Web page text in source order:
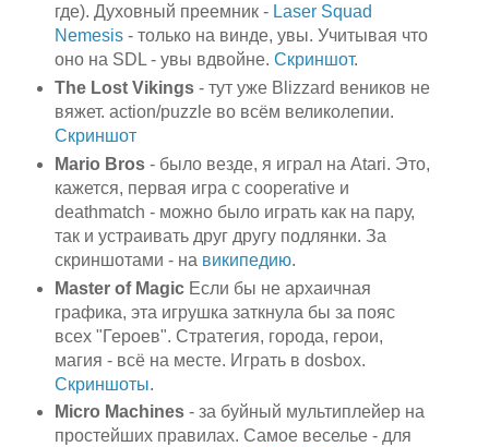
где). Духовный преемник - Laser Squad
Nemesis- только на винде, увы. Учитывая что
оно на SDL - увы вдвойне. Скриншот.
The Lost Vikings- тут уже Blizzard веников не
вяжет. action/puzzle во всём великолепии.
Скриншот
Mario Bros- было везде, я играл на Atari. Это,
кажется, первая игра с cooperative и
deathmatch - можно было играть как на пару,
так и устраивать друг другу подлянки. За
скриншотами - на википедию.
Master of MagicЕсли бы не архаичная
графика, эта игрушка заткнула бы за пояс
всех "Героев". Стратегия, города, герои,
магия - всё на месте. Играть в dosbox.
Скриншоты.
Micro Machines- за буйный мультиплейер на
простейших правилах. Самое веселье - для